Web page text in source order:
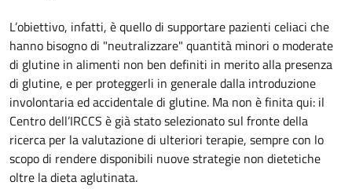
L’obiettivo, infatti, è quello di supportare pazienti celiaci che
hanno bisogno di "neutralizzare" quantità minori o moderate
di glutine in alimenti non ben definiti in merito alla presenza
di glutine, e per proteggerli in generale dalla introduzione
involontaria ed accidentale di glutine. Ma non è finita qui: il
Centro dell’IRCCS è già stato selezionato sul fronte della
ricerca per la valutazione di ulteriori terapie, sempre con lo
scopo di rendere disponibili nuove strategie non dietetiche
oltre la dieta aglutinata.